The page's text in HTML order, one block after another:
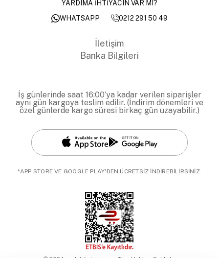
YARDIMA İHTİYACIN VAR MI?
WHATSAPP
0212 291 50 49
İletişim
Banka Bilgileri
İş günlerinde saat 16:00’ya kadar verilen siparişler
aynı gün kargoya teslim edilir. (İndirim dönemleri ve
özel günlerde kargo süresi birkaç gün uzayabilir.)
*APP STORE VE GOOGLE PLAY'DEN ÜCRETSİZ İNDİREBİLİRSİNİZ.